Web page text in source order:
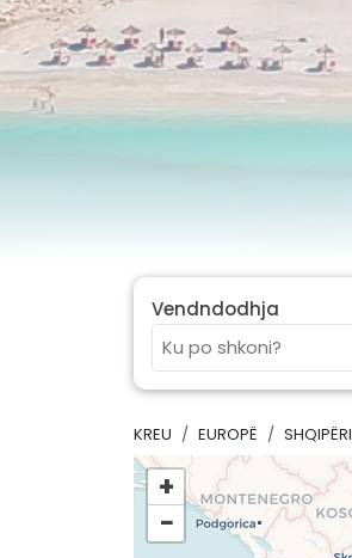
Vendndodhja
KREU EUROPË SHQIPËRI
+
−